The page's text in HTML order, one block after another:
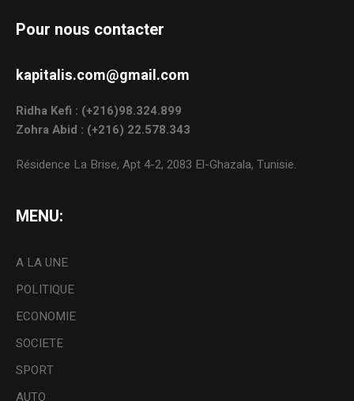
Pour nous contacter
kapitalis.com@gmail.com
Ridha Kefi : (+216)98.324.899
Zohra Abid : (+216) 22.578.343
Résidence La Brise, Apt 4-2, 2083 El-Ghazala, Tunisie.
MENU:
A LA UNE
POLITIQUE
ECONOMIE
SOCIETE
SPORT
AUTO